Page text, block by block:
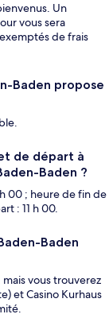
Un
vous sera
de frais
Baden propose
de départ à
Baden ?
00 ; heure de fin de
: 11 h 00.
Baden
vous trouverez
et Casino Kurhaus